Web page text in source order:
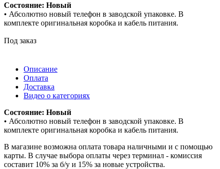
Состояние: Новый
• Абсолютно новый телефон в заводской упаковке. В
комплекте оригинальная коробка и кабель питания.
Под заказ
Описание
Оплата
Доставка
Видео о категориях
Состояние: Новый
• Абсолютно новый телефон в заводской упаковке. В
комплекте оригинальная коробка и кабель питания.
В магазине возможна оплата товара наличными и с помощью
карты. В случае выбора оплаты через терминал - комиссия
составит 10% за б/у и 15% за новые устройства.